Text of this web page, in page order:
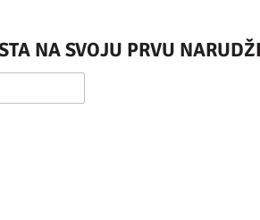
NA SVOJU PRVU